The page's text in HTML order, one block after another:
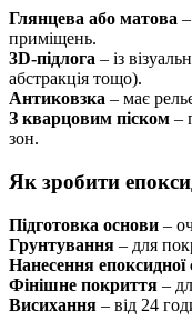
Глянцева або матова
приміщень.
3D-підлога – із
абстракція тощо).
Антиковзка – має
З кварцовим піском –
зон.
Як зробити
Підготовка основи –
Грунтування – для
Нанесення епоксидної
Фінішне покриття –
Висихання – від 24